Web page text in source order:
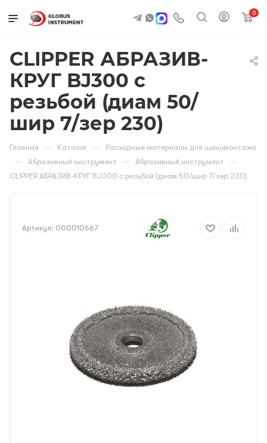
0
CLIPPER АБРАЗИВ-
КРУГ BJ300 с
резьбой (диам 50/
шир 7/зер 230)
Главная — Каталог — Расходные материалы для шиномонтажа
— Абразивный инструмент — Абразивный инструмент —
CLIPPER АБРАЗИВ-КРУГ BJ300 с резьбой (диам 50/шир 7/зер 230)
Артикул: 000010667